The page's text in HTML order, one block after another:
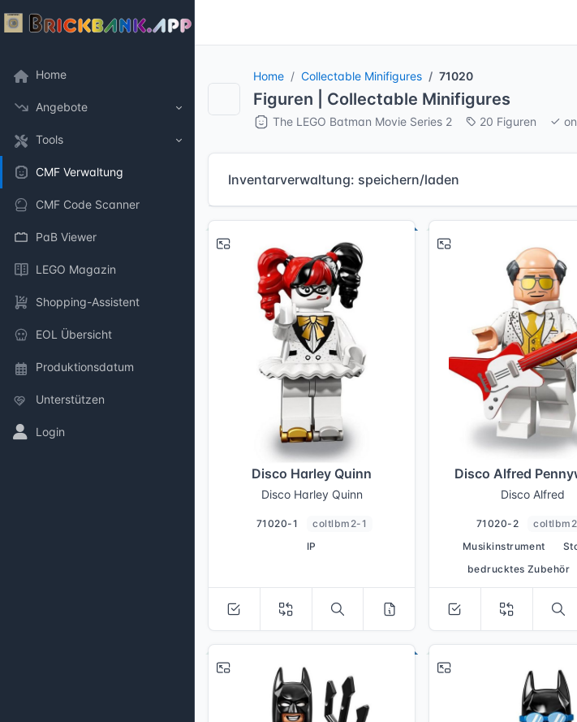
Home
Angebote
Tools
CMF Verwaltung
CMF Code Scanner
PaB Viewer
LEGO Magazin
Shopping-Assistent
EOL Übersicht
Produktionsdatum
Unterstützen
Login
Home Collectable Minifigures 71020
Figuren | Collectable Minifigures
The LEGO Batman Movie Series 2 20 Figuren
Inventarverwaltung: speichern/laden
Disco Harley Quinn
Disco Harley Quinn
71020-1
coltlbm2-1
IP
Disco Alfred
Disco Alfred
71020-2
Musikinstrument
bedrucktes Zubehör